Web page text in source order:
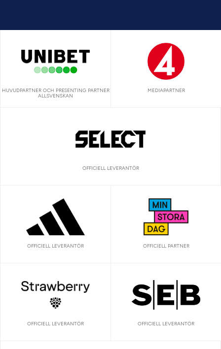
HUVUDPARTNER OCH PRESENTING PARTNER
ALLSVENSKAN
MEDIAPARTNER
OFFICIELL LEVERANTÖR
OFFICIELL LEVERANTÖR OFFICIELL PARTNER
OFFICIELL LEVERANTÖR OFFICIELL LEVERANTÖR